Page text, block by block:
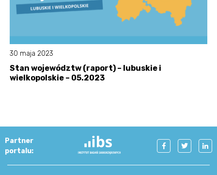
30 maja 2023
Stan województw (raport) – lubuskie i
wielkopolskie – 05.2023
Partner
portalu: